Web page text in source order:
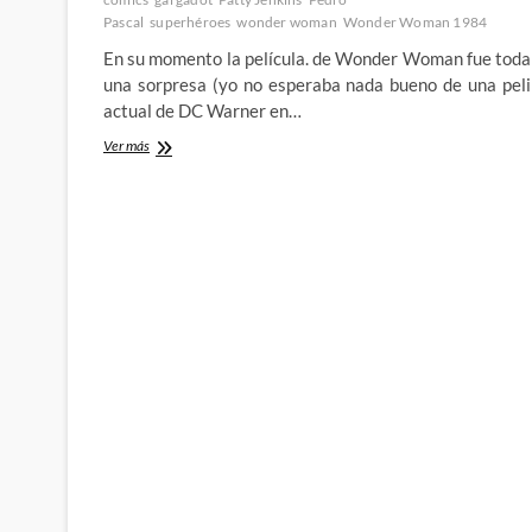
Pascal superhéroes wonder woman Wonder Woman 1984
En su momento la película. de Wonder Woman fue toda
una sorpresa (yo no esperaba nada bueno de una peli
actual de DC Warner en…
Ver másWonder